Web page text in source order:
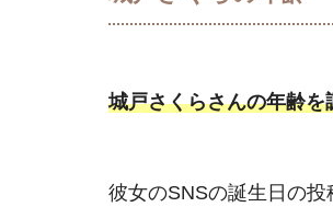
城戸さくらさんの年齢を
彼女のSNSの誕生日の投